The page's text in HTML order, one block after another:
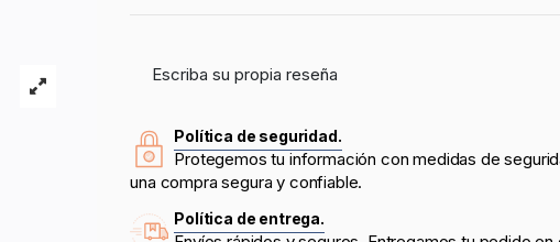
Escriba su propia reseña
Política de seguridad.
Protegemos tu información con medidas de
una compra segura y confiable.
Política de entrega.